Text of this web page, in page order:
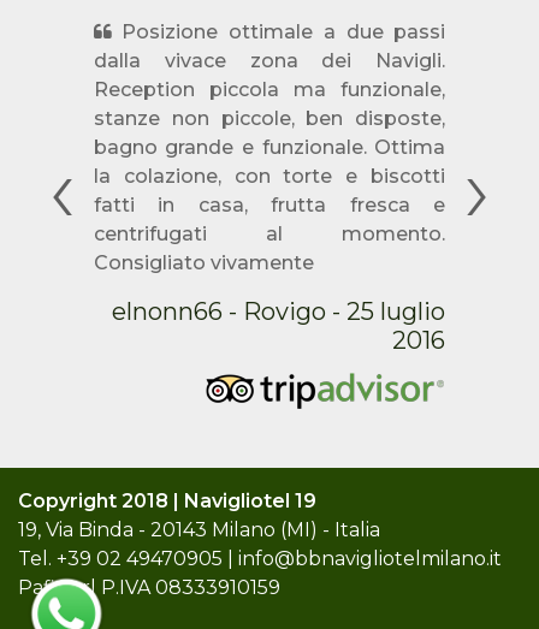
Posizione ottimale a due passi
dalla vivace zona dei Navigli.
Reception piccola ma funzionale,
stanze non piccole, ben disposte,
bagno grande e funzionale. Ottima
la colazione, con torte e biscotti
fatti in casa, frutta fresca e
centrifugati al momento.
Consigliato vivamente
elnonn66 - Rovigo - 25 luglio
2016
Previous
Copyright 2018 | Navigliotel 19
19, Via Binda - 20143 Milano (MI) - Italia
Tel. +39 02 49470905
info@bbnavigliotelmilano.it
Pafin srl P.IVA 08333910159